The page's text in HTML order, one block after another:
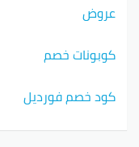
عروض
كوبونات خصم
كود خصم فورديل